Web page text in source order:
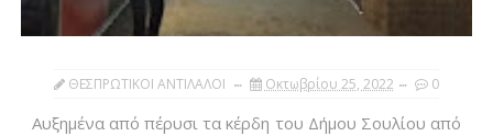
ΘΕΣΠΡΩΤΙΚΟΙ ΑΝΤΙΛΑΛΟΙ Οκτωβρίου 25, 2022 0
Αυξημένα από πέρυσι τα κέρδη του Δήμου Σουλίου από